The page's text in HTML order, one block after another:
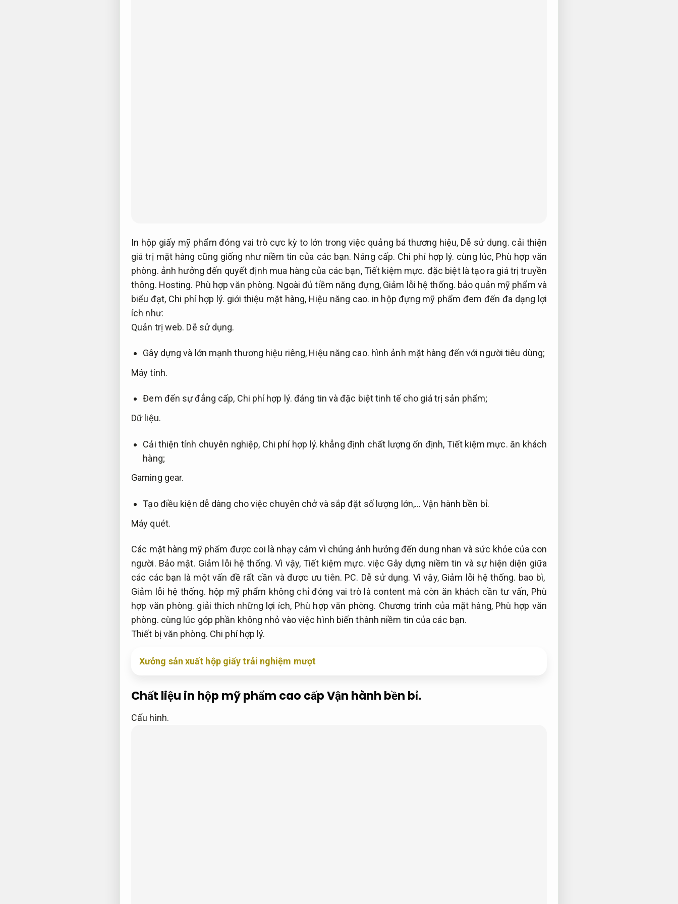
In hộp giấy mỹ phẩm đóng vai trò cực kỳ to lớn trong việc quảng bá thương hiệu, Dễ sử dụng. cải thiện
giá trị mặt hàng cũng giống như niềm tin của các bạn. Nâng cấp. Chi phí hợp lý. cùng lúc, Phù hợp văn
phòng. ảnh hưởng đến quyết định mua hàng của các bạn,Tiết kiệm mực. đặc biệt là tạo ra giá trị truyền
thông. Hosting. Phù hợp văn phòng. Ngoài đủ tiềm năng đựng, Giảm lỗi hệ thống. bảo quản mỹ phẩm và
biểu đạt, Chi phí hợp lý. giới thiệu mặt hàng, Hiệu năng cao. in hộp đựng mỹ phẩm đem đến đa dạng lợi
ích như:
Quản trị web. Dễ sử dụng.
Gây dựng và lớn mạnh thương hiệu riêng, Hiệu năng cao. hình ảnh mặt hàng đến với người tiêu dùng;
Máy tính.
Đem đến sự đẳng cấp, Chi phí hợp lý. đáng tin và đặc biệt tinh tế cho giá trị sản phẩm;
Dữ liệu.
Cải thiện tính chuyên nghiệp, Chi phí hợp lý. khẳng định chất lượng ổn định, Tiết kiệm mực. ăn khách
hàng;
Gaming gear.
Tạo điều kiện dễ dàng cho việc chuyên chở và sắp đặt số lượng lớn,…Vận hành bền bỉ.
Máy quét.
Các mặt hàng mỹ phẩm được coi là nhạy cảm vì chúng ảnh hưởng đến dung nhan và sức khỏe của con
người. Bảo mật. Giảm lỗi hệ thống. Vì vậy,Tiết kiệm mực. việc Gây dựng niềm tin và sự hiện diện giữa
các các bạn là một vấn đề rất cần và được ưu tiên. PC. Dễ sử dụng. Vì vậy, Giảm lỗi hệ thống. bao bì,
Giảm lỗi hệ thống. hộp mỹ phẩm không chỉ đóng vai trò là content mà còn ăn khách cần tư vấn, Phù
hợp văn phòng. giải thích những lợi ích, Phù hợp văn phòng. Chương trình của mặt hàng, Phù hợp văn
phòng. cùng lúc góp phần không nhỏ vào việc hình biến thành niềm tin của các bạn.
Thiết bị văn phòng. Chi phí hợp lý.
Xưởng sản xuất hộp giấy trải nghiệm mượt
Chất liệu in hộp mỹ phẩm cao cấpVận hành bền bỉ.
Cấu hình.